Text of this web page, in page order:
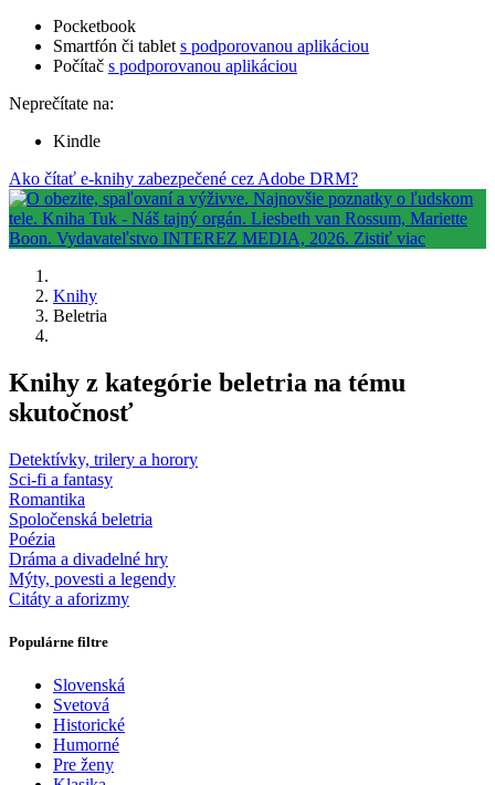
Pocketbook
Smartfón či tablet s podporovanou aplikáciou
Počítač s podporovanou aplikáciou
Neprečítate na:
Kindle
Ako čítať e-knihy zabezpečené cez Adobe DRM?
Knihy
Beletria
Knihy z kategórie beletria na tému
skutočnosť
Detektívky, trilery a horory
Sci-fi a fantasy
Romantika
Spoločenská beletria
Poézia
Dráma a divadelné hry
Mýty, povesti a legendy
Citáty a aforizmy
Populárne filtre
Slovenská
Svetová
Historické
Humorné
Pre ženy